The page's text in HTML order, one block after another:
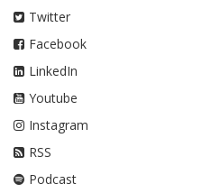
Twitter
Facebook
LinkedIn
Youtube
Instagram
RSS
Podcast